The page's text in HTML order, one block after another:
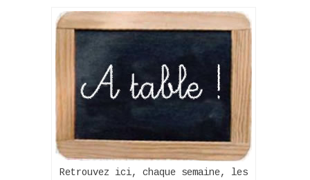
Retrouvez ici, chaque semaine, les